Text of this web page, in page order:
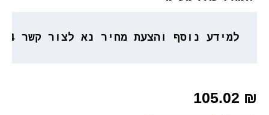
למידע נוסף והצעת מחיר נא לצור קשר 053-3777764
105.02 ₪